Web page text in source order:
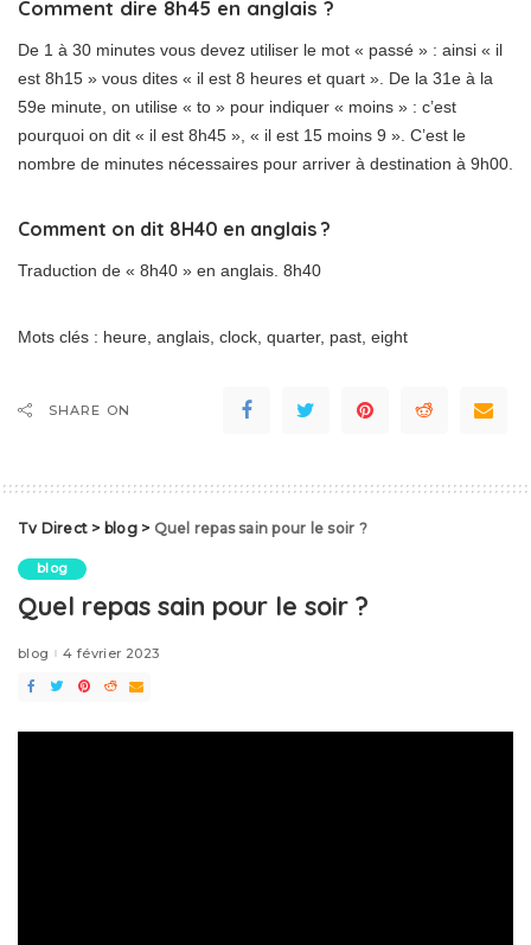
Comment dire 8h45 en anglais ?
De 1 à 30 minutes vous devez utiliser le mot « passé » : ainsi « il
est 8h15 » vous dites « il est 8 heures et quart ». De la 31e à la
59e minute, on utilise « to » pour indiquer « moins » : c’est
pourquoi on dit « il est 8h45 », « il est 15 moins 9 ». C’est le
nombre de minutes nécessaires pour arriver à destination à 9h00.
Comment on dit 8H40 en anglais ?
Traduction de « 8h40 » en anglais. 8h40
Mots clés : heure, anglais, clock, quarter, past, eight
SHARE ON
Tv Direct > blog> Quel repas sain pour le soir ?
blog
Quel repas sain pour le soir ?
blog 4 février 2023